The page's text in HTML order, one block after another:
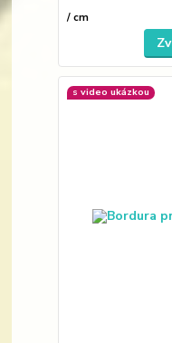
/cm
s video ukázkou